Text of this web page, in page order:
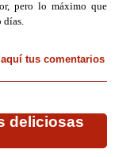
pero lo máximo que
días.
tus comentarios
deliciosas